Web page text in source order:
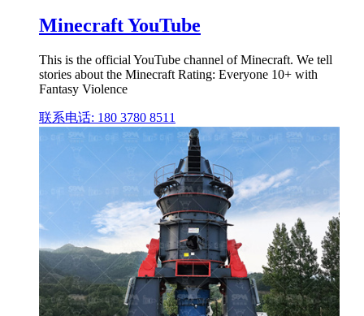
Minecraft YouTube
This is the official YouTube channel of Minecraft. We tell
stories about the Minecraft Rating: Everyone 10+ with
Fantasy Violence
联系电话: 180 3780 8511